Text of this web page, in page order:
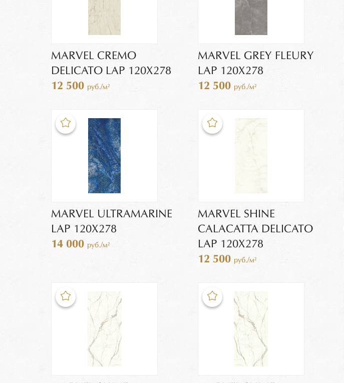
MARVEL CREMO
DELICATO LAP 120X278
12 500 руб./м²
MARVEL GREY FLEURY
LAP 120X278
12 500 руб./м²
MARVEL ULTRAMARINE
LAP 120X278
14 000 руб./м²
MARVEL SHINE
CALACATTA DELICATO
LAP 120X278
12 500 руб./м²